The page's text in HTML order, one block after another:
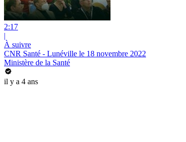
2:17
|
À suivre
CNR Santé - Lunéville le 18 novembre 2022
Ministère de la Santé
il y a 4 ans